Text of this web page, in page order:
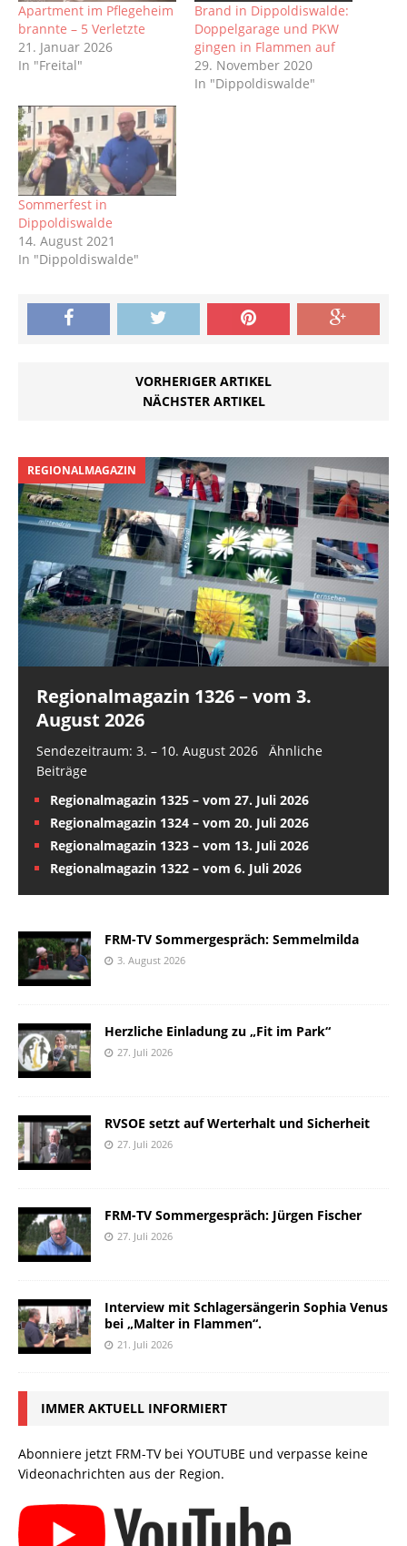
Apartment im Pflegeheim
brannte – 5 Verletzte
21. Januar 2026
In "Freital"
Brand in Dippoldiswalde:
Doppelgarage und PKW
gingen in Flammen auf
29. November 2020
In "Dippoldiswalde"
Sommerfest in
Dippoldiswalde
14. August 2021
In "Dippoldiswalde"
VORHERIGER ARTIKEL
NÄCHSTER ARTIKEL
REGIONALMAGAZIN
Regionalmagazin 1326 – vom 3.
August 2026
Sendezeitraum: 3. – 10. August 2026 Ähnliche
Beiträge
Regionalmagazin 1325 – vom 27. Juli 2026
Regionalmagazin 1324 – vom 20. Juli 2026
Regionalmagazin 1323 – vom 13. Juli 2026
Regionalmagazin 1322 – vom 6. Juli 2026
FRM-TV Sommergespräch: Semmelmilda
3. August 2026
Herzliche Einladung zu „Fit im Park“
27. Juli 2026
RVSOE setzt auf Werterhalt und Sicherheit
27. Juli 2026
FRM-TV Sommergespräch: Jürgen Fischer
27. Juli 2026
Interview mit Schlagersängerin Sophia Venus
bei „Malter in Flammen“.
21. Juli 2026
IMMER AKTUELL INFORMIERT
Abonniere jetzt FRM-TV bei YOUTUBE und verpasse keine
Videonachrichten aus der Region.